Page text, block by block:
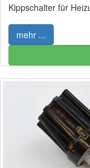
Kippschalter für
mehr ...